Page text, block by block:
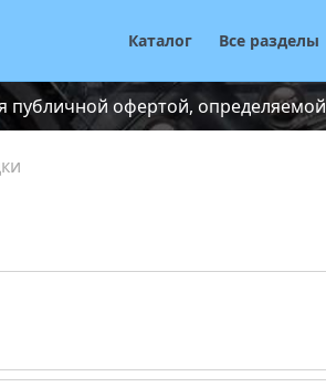
Каталог Все разделы
офертой,